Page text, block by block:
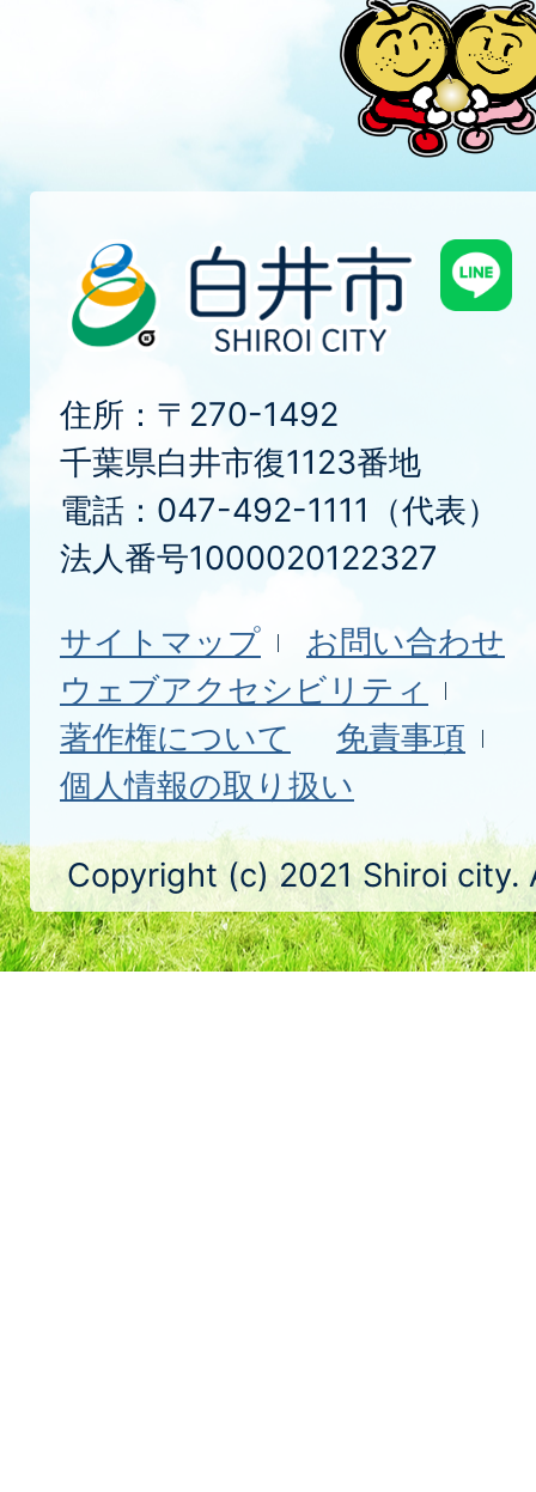
住所：〒270-1492
千葉県白井市復1123番地
電話：047-492-1111（代表）
法人番号1000020122327
サイトマップ
お問い合わせ
ウェブアクセシビリティ
著作権について
免責事項
個人情報の取り扱い
Copyright (c) 2021 Shiroi city.